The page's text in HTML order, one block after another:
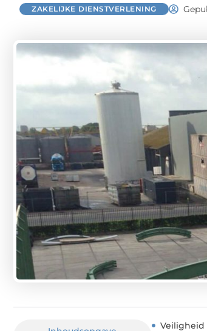
ZAKELIJKE DIENSTVERLENING